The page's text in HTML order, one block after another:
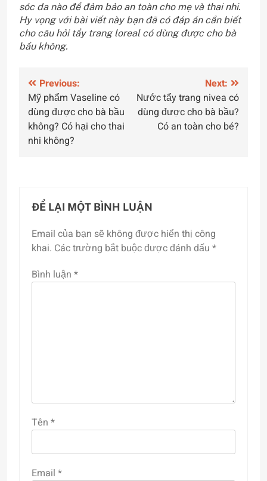
sóc da nào để đảm bảo an toàn cho mẹ và thai nhi.
Hy vọng với bài viết này bạn đã có đáp án cần biết
cho câu hỏi tẩy trang loreal có dùng được cho bà
bầu không.
Điều
hướng
bài
viết
Previous:
Mỹ phẩm Vaseline có
dùng được cho bà bầu
không? Có hại cho thai
nhi không?
Next:
Nước tẩy trang nivea có
dùng được cho bà bầu?
Có an toàn cho bé?
ĐỂ LẠI MỘT BÌNH LUẬN
Email của bạn sẽ không được hiển thị công
khai. Các trường bắt buộc được đánh dấu *
Bình luận *
Tên *
Email *